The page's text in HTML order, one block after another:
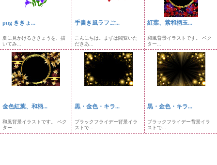
png ききょ...
夏に見かけるききょうを、描
いてみ...
手書き風ラフご...
こんにちは。まずは閲覧いた
だきあ...
紅葉、紫和柄玉...
和風背景イラストです。 ベク
ター...
金色紅葉、和柄...
和風背景イラストです。 ベク
ター...
黒・金色・キラ...
ブラックフライデー背景イラ
ストで...
黒・金色・キラ...
ブラックフライデー背景イラ
ストで...